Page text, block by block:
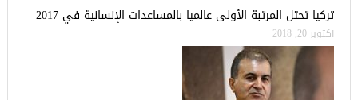
تركيا تحتل المرتبة الأولى عالميا بالمساعدات الإنسانية في 2017
أكتوبر 20, 2018